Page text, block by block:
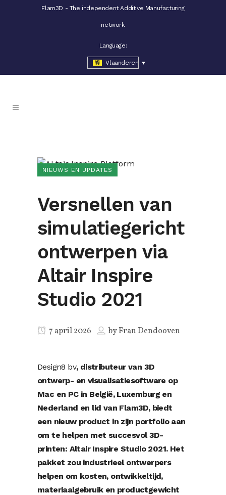
Flam3D - The independent Additive Manufacturing
network
Language:
Vlaanderen
NIEUWS EN UPDATES
Versnellen van
simulatiegericht
ontwerpen via
Altair Inspire
Studio 2021
7 april 2026 byFran Dendooven
Design8 bv, distributeur van 3D
ontwerp- en visualisatiesoftware op
Mac en PC in België, Luxemburg en
Nederland en lid van Flam3D, biedt
een nieuw product in zijn portfolio aan
om te helpen met succesvol 3D-
printen: Altair Inspire Studio 2021. Het
pakket zou industrieel ontwerpers
helpen om kosten, ontwikkeltijd,
materiaalgebruik en productgewicht